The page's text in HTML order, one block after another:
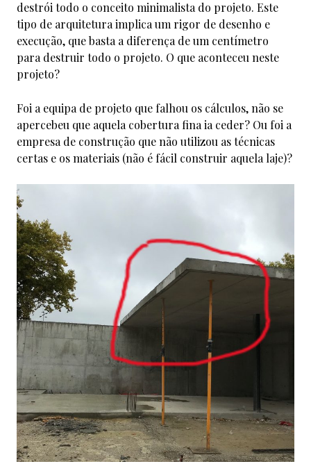
destrói todo o conceito minimalista do projeto. Este
tipo de arquitetura implica um rigor de desenho e
execução, que basta a diferença de um centímetro
para destruir todo o projeto. O que aconteceu neste
projeto?
Foi a equipa de projeto que falhou os cálculos, não se
apercebeu que aquela cobertura fina ia ceder? Ou foi a
empresa de construção que não utilizou as técnicas
certas e os materiais (não é fácil construir aquela laje)?